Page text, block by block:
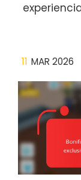
11 MAR 2026